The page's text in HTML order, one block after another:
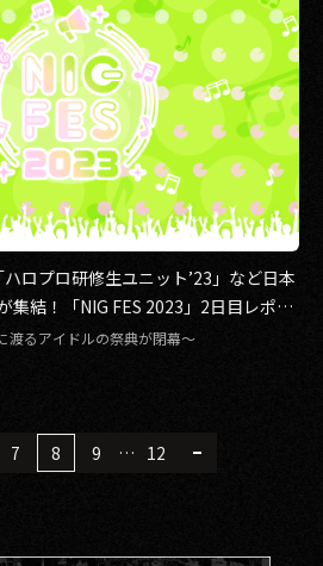
ハロプロ研修生ユニット’23」など日本
集結！「NIG FES 2023」2日目レポー
渡るアイドルの祭典が閉幕〜
7 8 9 … 12